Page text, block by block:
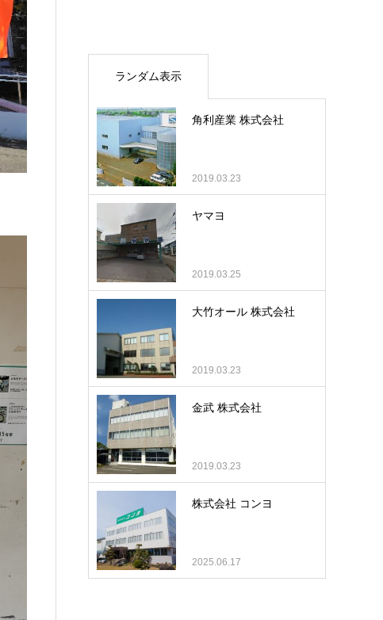
ランダム表示
角利産業 株式会社
2019.03.23
ヤマヨ
2019.03.25
大竹オール 株式会社
2019.03.23
金武 株式会社
2019.03.23
株式会社 コンヨ
2025.06.17